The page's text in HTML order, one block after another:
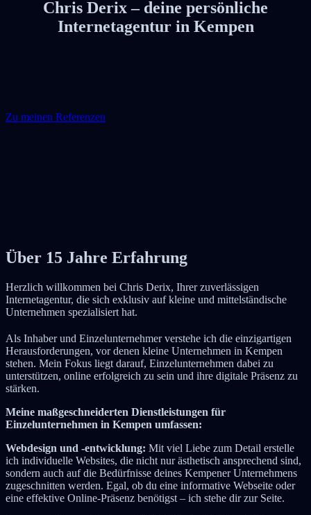
Chris Derix – deine persönliche
Internetagentur in Kempen
Zu meinen Referenzen
Über 15 Jahre Erfahrung
Herzlich willkommen bei Chris Derix, Ihrer zuverlässigen
Internetagentur, die sich exklusiv auf kleine und mittelständische
Unternehmen spezialisiert hat.
Als Inhaber und Einzelunternehmer verstehe ich die einzigartigen
Herausforderungen, vor denen kleine Unternehmen in Kempen
stehen. Mein Fokus liegt darauf, Einzelunternehmen dabei zu
unterstützen, online erfolgreich zu sein und ihre digitale Präsenz zu
stärken.
Meine maßgeschneiderten Dienstleistungen für
Einzelunternehmen in Kempen umfassen:
Webdesign und -entwicklung: Mit viel Liebe zum Detail erstelle
ich individuelle Websites, die nicht nur ästhetisch ansprechend sind,
sondern auch auf die Bedürfnisse deines Kempener Unternehmens
zugeschnitten werden. Egal, ob du eine informative Webseite oder
eine effektive Online-Präsenz benötigst – ich stehe dir zur Seite.